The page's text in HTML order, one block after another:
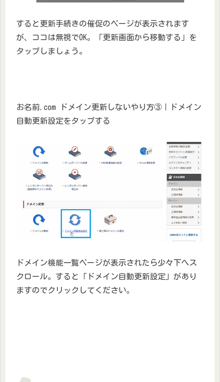
すると更新手続きの催促のページが表示されます
が、ココは無視でOK。「更新画面から移動する」を
タップしましょう。
お名前.com ドメイン更新しないやり方③｜ドメイン
自動更新設定をタップする
ドメイン機能一覧ページが表示されたら少々下へス
クロール。すると「ドメイン自動更新設定」があり
ますのでクリックしてください。